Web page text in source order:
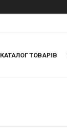
КАТАЛОГ ТОВАРІВ